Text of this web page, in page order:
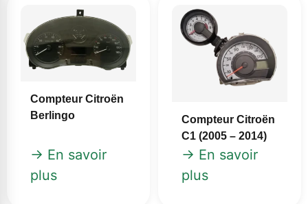
Compteur Citroën
Berlingo
→ En savoir
plus
Compteur Citroën
C1 (2005 – 2014)
→ En savoir
plus